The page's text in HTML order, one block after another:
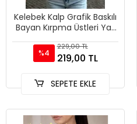
Kelebek Kalp Grafik Baskılı
Bayan Kırpma Üstleri Yaz
Sokak Şıklığı Y2K
%4
229,00 TL
219,00 TL
SEPETE EKLE